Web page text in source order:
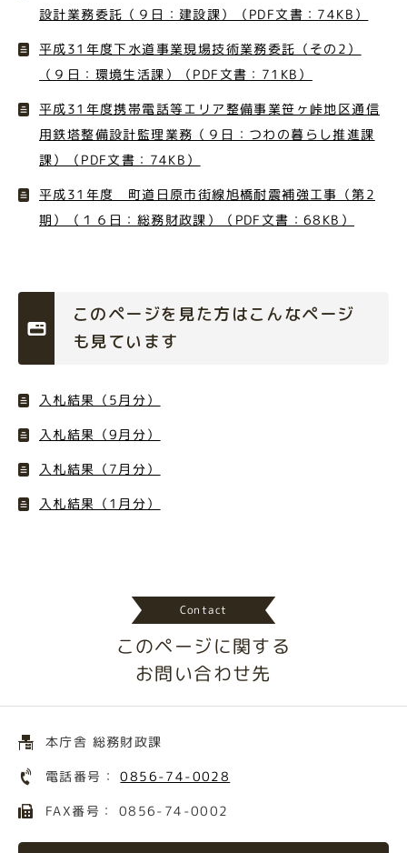
設計業務委託（９日：建設課）（PDF文書：74KB）
平成31年度下水道事業現場技術業務委託（その2）
（９日：環境生活課）（PDF文書：71KB）
平成31年度携帯電話等エリア整備事業笹ヶ峠地区通信
用鉄塔整備設計監理業務（９日：つわの暮らし推進課
課）（PDF文書：74KB）
平成31年度 町道日原市街線旭橋耐震補強工事（第2
期）（１６日：総務財政課）（PDF文書：68KB）
このページを見た方はこんなページ
も見ています
入札結果（5月分）
入札結果（9月分）
入札結果（7月分）
入札結果（1月分）
Contact
このページに関する
お問い合わせ先
本庁舎 総務財政課
電話番号：0856-74-0028
FAX番号： 0856-74-0002